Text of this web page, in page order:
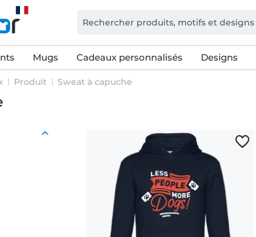
Mugs Cadeaux personnalisés Designs
Produit Sweat à capuche